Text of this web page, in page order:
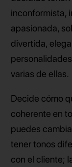
inconformista,
apasionada,
divertida,
varias de ellas.
Decide cómo
coherente en
puedes
tener tonos
con el cliente;